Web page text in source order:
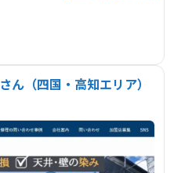
ん（四国・高知エリア）